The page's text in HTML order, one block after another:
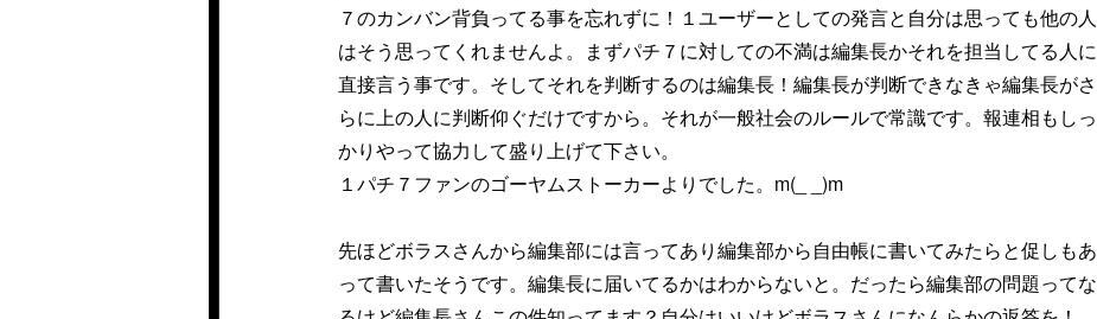
７のカンバン背負ってる事を忘れずに！１ユーザーとしての発言と自分は思っても他の人
はそう思ってくれませんよ。まずパチ７に対しての不満は編集長かそれを担当してる人に
直接言う事です。そしてそれを判断するのは編集長！編集長が判断できなきゃ編集長がさ
らに上の人に判断仰ぐだけですから。それが一般社会のルールで常識です。報連相もしっ
かりやって協力して盛り上げて下さい。
１パチ７ファンのゴーヤムストーカーよりでした。m(_ _)m
先ほどボラスさんから編集部には言ってあり編集部から自由帳に書いてみたらと促しもあ
って書いたそうです。編集長に届いてるかはわからないと。だったら編集部の問題ってな